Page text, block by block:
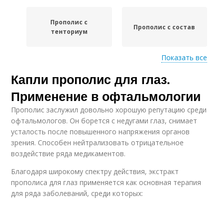
Прополис с
тенториум
Прополис с состав
Прополис на спирту
Прополис в домашних
условиях
Показать все
Капли прополис для глаз.
Применение в офтальмологии
Прополис заслужил довольно хорошую репутацию среди
офтальмологов. Он борется с недугами глаз, снимает
усталость после повышенного напряжения органов
зрения. Способен нейтрализовать отрицательное
воздействие ряда медикаментов.
Благодаря широкому спектру действия, экстракт
прополиса для глаз применяется как основная терапия
для ряда заболеваний, среди которых: